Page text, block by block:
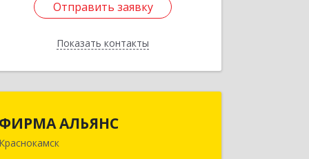
Отправить заявку
Показать контакты
Отправить заявку
Назад
ФИРМА АЛЬЯНС
Краснокамск